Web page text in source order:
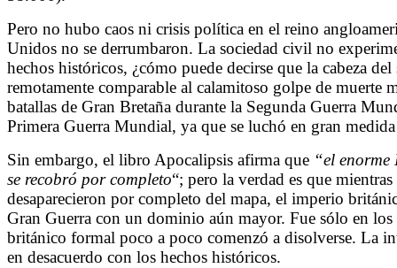
Pero no hubo caos ni crisis política en el reino
Unidos no se derrumbaron. La sociedad civil no
hechos históricos, ¿cómo puede decirse que la cabeza
remotamente comparable al calamitoso golpe de muerte
batallas de Gran Bretaña durante la Segunda Guerra
Primera Guerra Mundial, ya que se luchó en gran
Sin embargo, el libro Apocalipsis afirma que “el
se recobró por completo“; pero la verdad es que
desaparecieron por completo del mapa, el imperio
Gran Guerra con un dominio aún mayor. Fue sólo en
británico formal poco a poco comenzó a disolverse. La
en desacuerdo con los hechos históricos.